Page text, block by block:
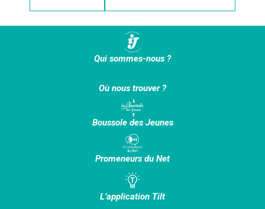
Qui sommes-nous ?
Où nous trouver ?
Boussole des Jeunes
Promeneurs du Net
L’application Tilt